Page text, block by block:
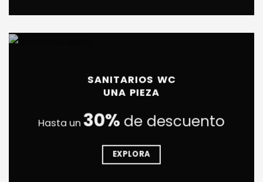
SANITARIOS WC
UNA PIEZA
Hasta un 30% de descuento
EXPLORA